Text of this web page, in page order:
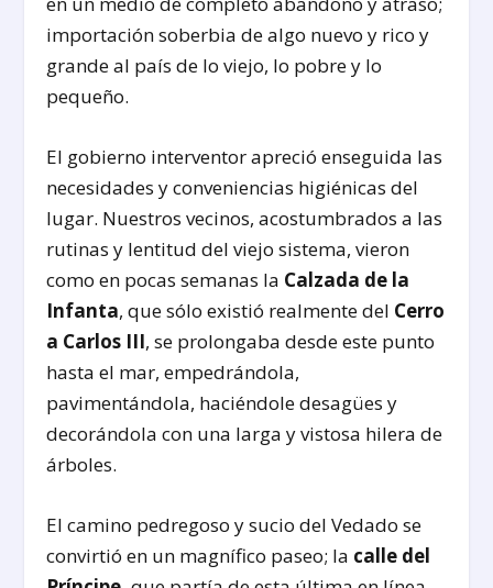
importación soberbia de algo nuevo y rico y
grande al país de lo viejo, lo pobre y lo
pequeño.
El gobierno interventor apreció enseguida las
necesidades y conveniencias higiénicas del
lugar. Nuestros vecinos, acostumbrados a las
rutinas y lentitud del viejo sistema, vieron
como en pocas semanas la Calzada de la
Infanta, que sólo existió realmente del Cerro
a Carlos III, se prolongaba desde este punto
hasta el mar, empedrándola,
pavimentándola, haciéndole desagües y
decorándola con una larga y vistosa hilera de
árboles.
El camino pedregoso y sucio del Vedado se
convirtió en un magnífico paseo; la calle del